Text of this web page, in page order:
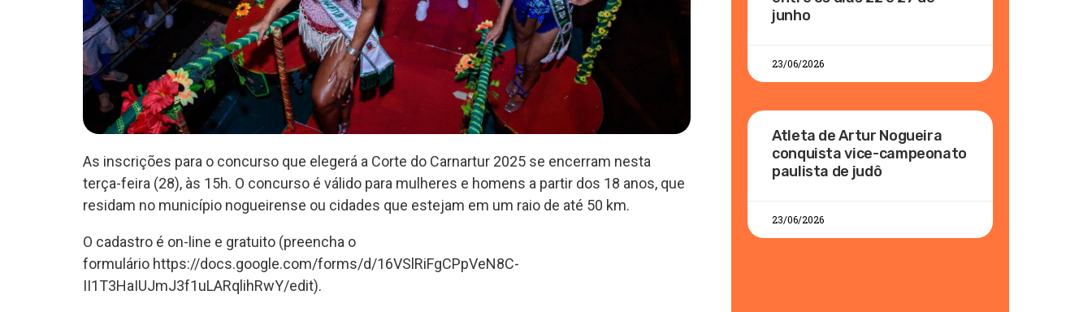
As inscrições para o concurso que elegerá a Corte do Carnartur 2025 se encerram nesta
terça-feira (28), às 15h. O concurso é válido para mulheres e homens a partir dos 18 anos, que
residam no município nogueirense ou cidades que estejam em um raio de até 50 km.
O cadastro é on-line e gratuito (preencha o
formulário https://docs.google.com/forms/d/16VSlRiFgCPpVeN8C-
II1T3HaIUJmJ3f1uLARqlihRwY/edit).
junho
23/06/2026
Atleta de Artur Nogueira
conquista vice-campeonato
paulista de judô
23/06/2026